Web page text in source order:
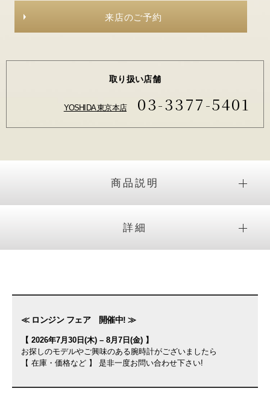
来店のご予約
取り扱い店舗
YOSHIDA 東京本店 03-3377-5401
商品説明
詳細
≪ ロンジン フェア 開催中! ≫
【 2026年7月30日(木) – 8月7日(金) 】
お探しのモデルやご興味のある腕時計がございましたら
【 在庫・価格など 】 是非一度お問い合わせ下さい!